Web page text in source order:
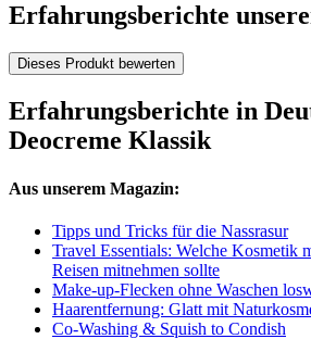
Erfahrungsberichte
Dieses Produkt bewerten
Erfahrungsberichte in
Deocreme Klassik
Aus unserem Magazin:
Tipps und Tricks für die Nassrasur
Travel Essentials: Welche Kosmetik
Reisen mitnehmen sollte
Make-up-Flecken ohne Waschen
Haarentfernung: Glatt mit
Co-Washing & Squish to Condish